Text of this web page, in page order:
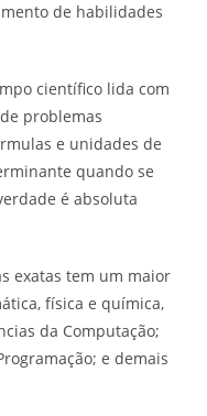
de habilidades
científico lida com
problemas
e unidades de
quando se
é absoluta
exatas tem um maior
física e química,
da Computação;
e demais